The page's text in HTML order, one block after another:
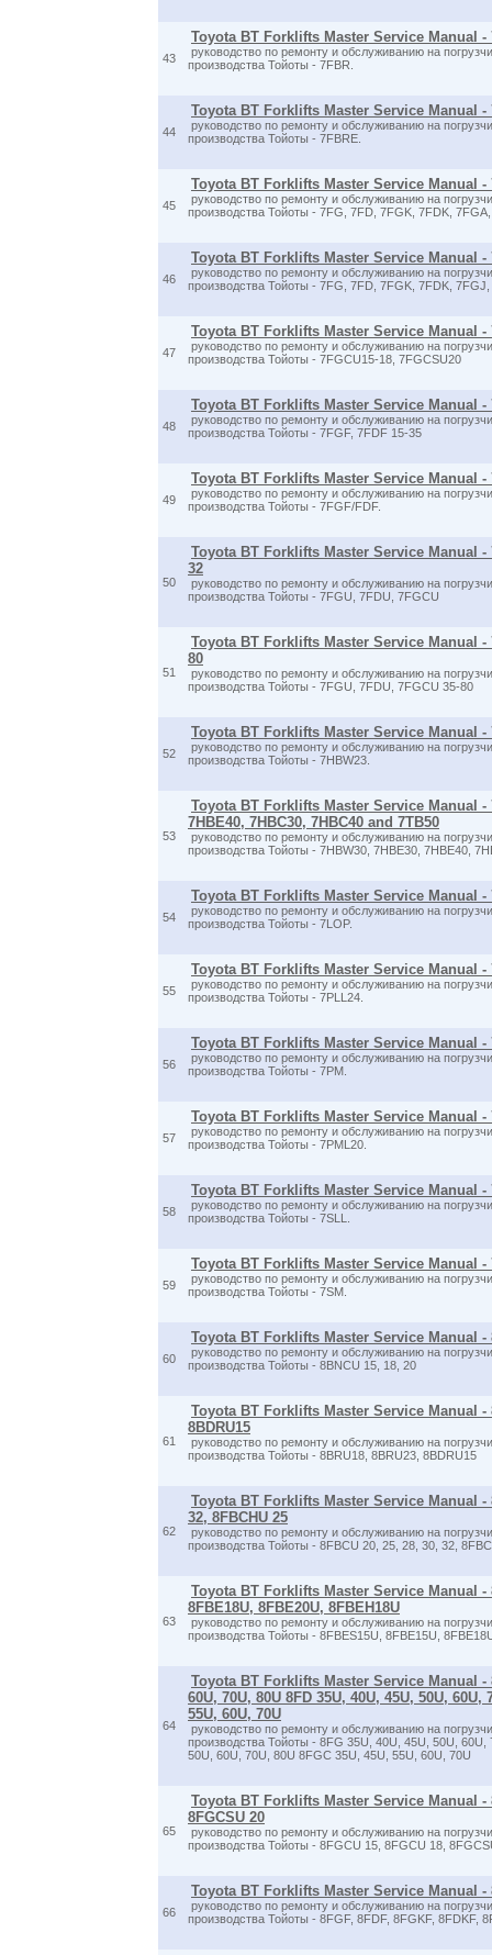
43
Toyota BT Forklifts Master Service Manual -
руководство по ремонту и обслуживанию на
производства Тойоты - 7FBR.
44
Toyota BT Forklifts Master Service Manual -
руководство по ремонту и обслуживанию на
производства Тойоты - 7FBRE.
45
Toyota BT Forklifts Master Service Manual -
руководство по ремонту и обслуживанию на
производства Тойоты - 7FG, 7FD, 7FGK, 7FDK,
46
Toyota BT Forklifts Master Service Manual -
руководство по ремонту и обслуживанию на
производства Тойоты - 7FG, 7FD, 7FGK, 7FDK,
47
Toyota BT Forklifts Master Service Manual -
руководство по ремонту и обслуживанию на
производства Тойоты - 7FGCU15-18, 7FGCSU20
48
Toyota BT Forklifts Master Service Manual -
руководство по ремонту и обслуживанию на
производства Тойоты - 7FGF, 7FDF 15-35
49
Toyota BT Forklifts Master Service Manual -
руководство по ремонту и обслуживанию на
производства Тойоты - 7FGF/FDF.
50
Toyota BT Forklifts Master Service Manual -
32
руководство по ремонту и обслуживанию на
производства Тойоты - 7FGU, 7FDU, 7FGCU
51
Toyota BT Forklifts Master Service Manual -
80
руководство по ремонту и обслуживанию на
производства Тойоты - 7FGU, 7FDU, 7FGCU 35-80
52
Toyota BT Forklifts Master Service Manual -
руководство по ремонту и обслуживанию на
производства Тойоты - 7HBW23.
53
Toyota BT Forklifts Master Service Manual -
7HBE40, 7HBC30, 7HBC40 and 7TB50
руководство по ремонту и обслуживанию на
производства Тойоты - 7HBW30, 7HBE30, 7HBE40,
54
Toyota BT Forklifts Master Service Manual -
руководство по ремонту и обслуживанию на
производства Тойоты - 7LOP.
55
Toyota BT Forklifts Master Service Manual -
руководство по ремонту и обслуживанию на
производства Тойоты - 7PLL24.
56
Toyota BT Forklifts Master Service Manual -
руководство по ремонту и обслуживанию на
производства Тойоты - 7PM.
57
Toyota BT Forklifts Master Service Manual -
руководство по ремонту и обслуживанию на
производства Тойоты - 7PML20.
58
Toyota BT Forklifts Master Service Manual -
руководство по ремонту и обслуживанию на
производства Тойоты - 7SLL.
59
Toyota BT Forklifts Master Service Manual -
руководство по ремонту и обслуживанию на
производства Тойоты - 7SM.
60
Toyota BT Forklifts Master Service Manual -
руководство по ремонту и обслуживанию на
производства Тойоты - 8BNCU 15, 18, 20
61
Toyota BT Forklifts Master Service Manual -
8BDRU15
руководство по ремонту и обслуживанию на
производства Тойоты - 8BRU18, 8BRU23, 8BDRU15
62
Toyota BT Forklifts Master Service Manual -
32, 8FBCHU 25
руководство по ремонту и обслуживанию на
производства Тойоты - 8FBCU 20, 25, 28, 30, 32,
63
Toyota BT Forklifts Master Service Manual -
8FBE18U, 8FBE20U, 8FBEH18U
руководство по ремонту и обслуживанию на
производства Тойоты - 8FBES15U, 8FBE15U,
64
Toyota BT Forklifts Master Service Manual -
60U, 70U, 80U 8FD 35U, 40U, 45U, 50U, 60U,
55U, 60U, 70U
руководство по ремонту и обслуживанию на
производства Тойоты - 8FG 35U, 40U, 45U, 50U,
50U, 60U, 70U, 80U 8FGC 35U, 45U, 55U, 60U, 70U
65
Toyota BT Forklifts Master Service Manual -
8FGCSU 20
руководство по ремонту и обслуживанию на
производства Тойоты - 8FGCU 15, 8FGCU 18,
66
Toyota BT Forklifts Master Service Manual -
руководство по ремонту и обслуживанию на
производства Тойоты - 8FGF, 8FDF, 8FGKF, 8FDKF,